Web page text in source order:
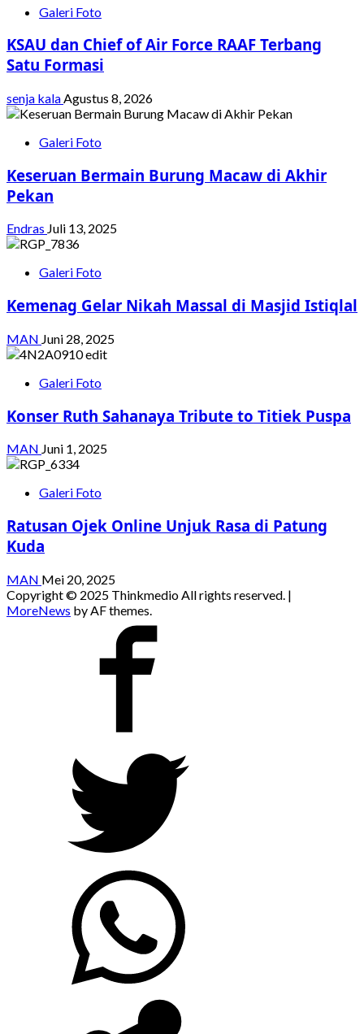
Galeri Foto
KSAU dan Chief of Air Force RAAF Terbang
Satu Formasi
senja kalaAgustus 8, 2026
Galeri Foto
Keseruan Bermain Burung Macaw di Akhir
Pekan
Endras Juli 13, 2025
Galeri Foto
Kemenag Gelar Nikah Massal di Masjid Istiqlal
MAN Juni 28, 2025
Galeri Foto
Konser Ruth Sahanaya Tribute to Titiek Puspa
MAN Juni 1, 2025
Galeri Foto
Ratusan Ojek Online Unjuk Rasa di Patung
Kuda
MAN Mei 20, 2025
Copyright © 2025 Thinkmedio All rights reserved. |
MoreNews by AF themes.